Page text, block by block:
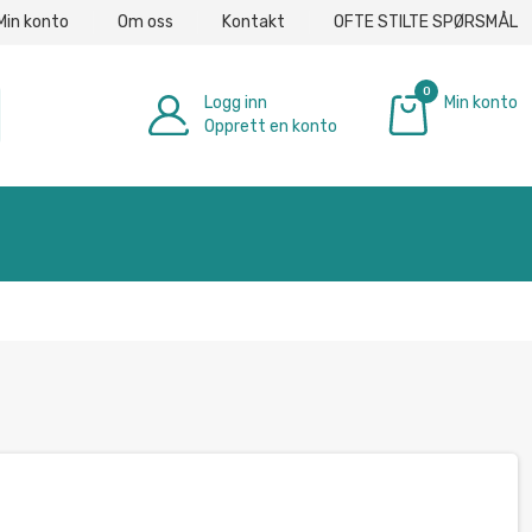
konto Om oss Kontakt OFTE STILTE SPØRSMÅL
Logg inn
Opprett en konto
0
Min konto